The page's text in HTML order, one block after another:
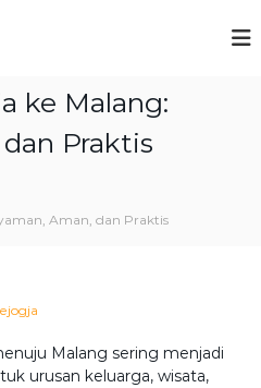
ke Malang:
Praktis
Aman, dan Praktis
Malang sering menjadi
urusan keluarga, wisata,